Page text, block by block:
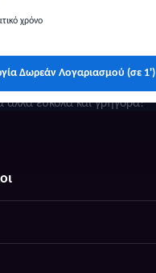
χρόνο
Δωρεάν Λογαριασμού (σε 1')
άλλα ευκολα και γρήγορα!